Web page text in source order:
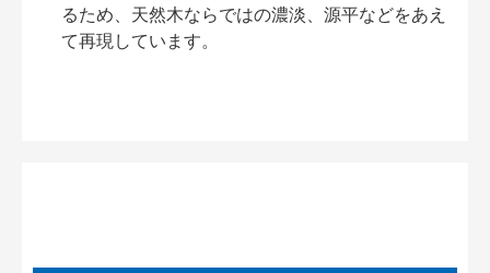
るため、天然木ならではの濃淡、源平などをあえ
て再現しています。